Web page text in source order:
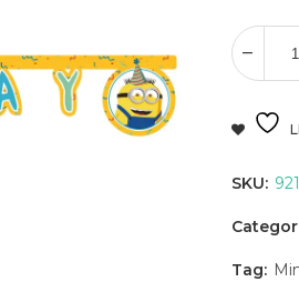
SKU:
Tag: